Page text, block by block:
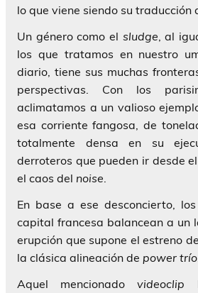
lo que viene siendo su traducción
Un género como el sludge , al
los que tratamos en nuestro
diario, tiene sus muchas
perspectivas. Con los
aclimatamos a un valioso
esa corriente fangosa, de
totalmente densa en su
derroteros que pueden ir desde el
el caos del noise
En base a ese desconcierto,
capital francesa balancean a un
erupción que supone el estreno
la clásica alineación de power trío
Aquel mencionadovideoclip